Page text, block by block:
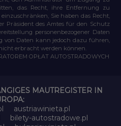
das Recht, ihre Entfernung zu
Sie haben das Recht,
Präsident des Amtes für den Schutz
personenbezogener Daten
von Daten kann jedoch dazu führen,
erbracht werden können.
OPŁAT AUTOSTRADOWYCH
MAUTREGISTER IN
austriawinieta.pl
bilety-autostradowe.pl